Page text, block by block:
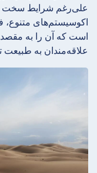
علی‌رغم شرایط سخت
اکوسیستم‌های متنوع،
است که آن را به
علاقه‌مندان به طبیعت